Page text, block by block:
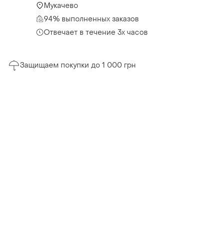
Мукачево
94% выполненных заказов
Отвечает в течение 3х часов
Защищаем покупки до 1 000 грн